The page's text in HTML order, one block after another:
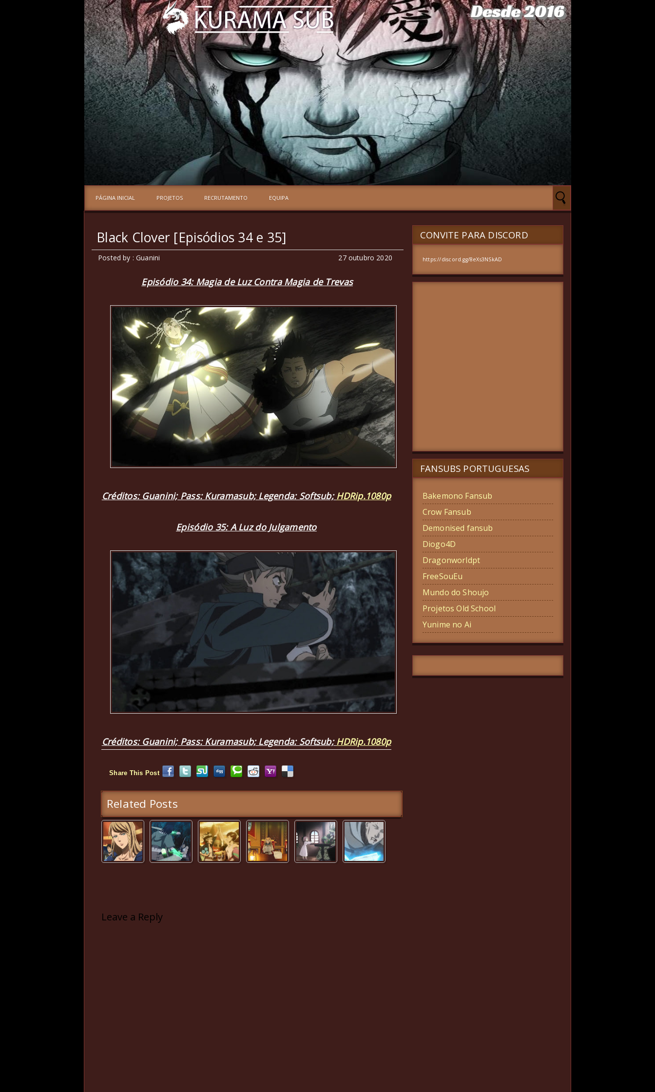
PÁGINA INICIAL PROJETOS RECRUTAMENTO EQUIPA
Black Clover [Episódios 34 e 35]
Posted by : Guanini 27 outubro 2020
Episódio 34: Magia de Luz Contra Magia de Trevas
Créditos: Guanini; Pass: Kuramasub; Legenda: Softsub;HDRip.1080p
Episódio 35: A Luz do Julgamento
Créditos: Guanini; Pass: Kuramasub; Legenda: Softsub; HDRip.1080p
Share This Post
Related Posts
Leave a Reply
CONVITE PARA DISCORD
https://discord.gg/8eXs3NSkAD
FANSUBS PORTUGUESAS
Bakemono Fansub
Crow Fansub
Demonised fansub
Diogo4D
Dragonworldpt
FreeSouEu
Mundo do Shoujo
Projetos Old School
Yunime no Ai